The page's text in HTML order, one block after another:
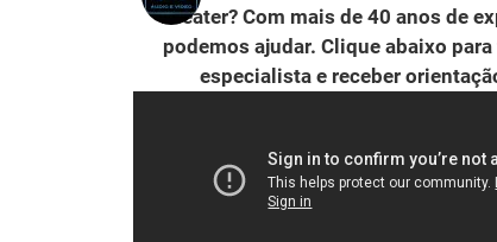
Theater? Com mais de 40 anos de
podemos ajudar. Clique abaixo
especialista e receber